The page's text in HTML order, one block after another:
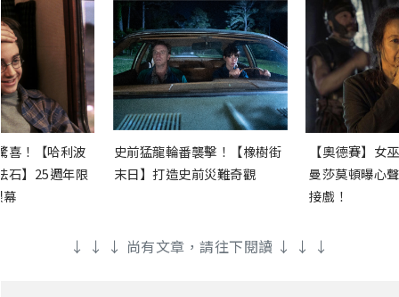
喜！【哈利波
石】25週年限
史前猛龍輪番襲擊！【橡樹街
末日】打造史前災難奇觀
【奧德賽】女
曼莎莫頓曝心
接戲！
↓ ↓ ↓ 尚有文章，請往下閱讀 ↓ ↓ ↓